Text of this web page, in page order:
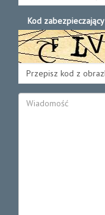
Kod zabezpieczający